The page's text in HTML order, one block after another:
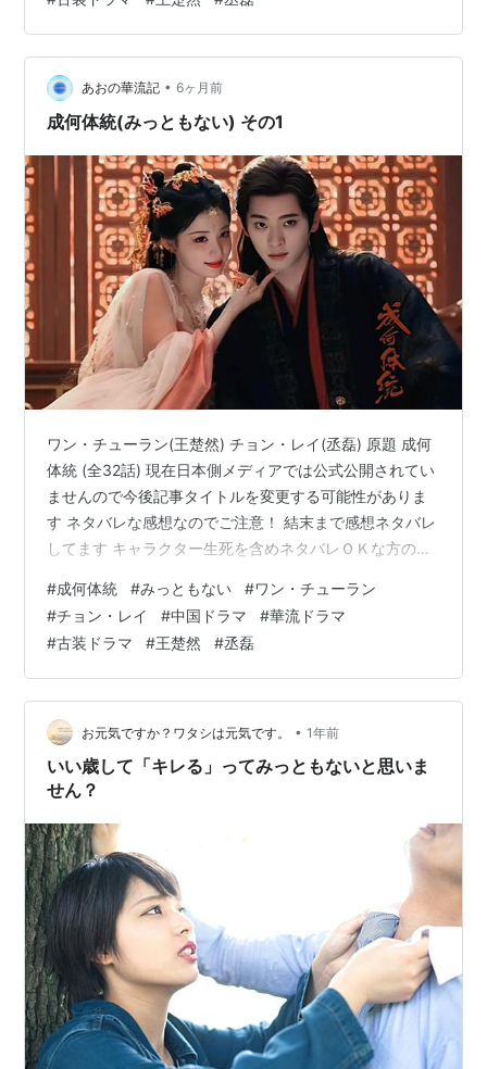
闘体勢は確立する。 元ネタの小説の主人公は夏侯泊と謝
永児なので、晩音と澹は脇役で悪役。 エンドまでには死
ぬことになっているので二人でこれを回避するのがゴー
ル。…あおの華流記 • 6ヶ月前
成何体統(みっともない) その1
ワン・チューラン(王楚然) チョン・レイ(丞磊) 原題 成何
体統 (全32話) 現在日本側メディアでは公式公開されてい
ませんので今後記事タイトルを変更する可能性がありま
す ネタバレな感想なのでご注意！ 結末まで感想ネタバレ
してます キャラクター生死を含めネタバレＯＫな方のみ
からあるのは知ってましたけど、実写版が作られるのを
知ってからずっと「これ面白いのか？」と思ってまし
た。 入れ替わりの「両不疑」が同じように思いながら、
見たら面白かったので、実際出来上がったら見てみよう
とは思ってました。 日本語タイトルの「みっともない」
はなんでこれにしたの…
#成何体統 #みっともない #ワン・チューラン
#チョン・レイ #中国ドラマ #華流ドラマ
#古装ドラマ #王楚然 #丞磊
お元気ですか？ワタシは元気です。 • 1年前
いい歳して「キレる」ってみっともないと思いま
せん？